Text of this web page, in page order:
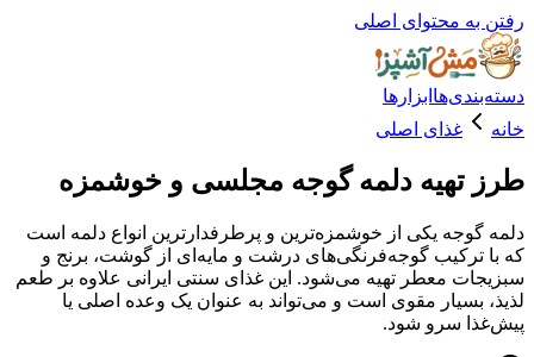
محتوای اصلی
ابزارها
غذای اصلی
تهیه دلمه گوجه مجلسی و خوشمزه
یکی از خوشمزه‌ترین و پرطرفدارترین انواع دلمه است
گوجه‌فرنگی‌های درشت و مایه‌ای از گوشت، برنج و
معطر تهیه می‌شود. این غذای سنتی ایرانی علاوه بر طعم
مقوی است و می‌تواند به عنوان یک وعده اصلی یا
سرو شود.